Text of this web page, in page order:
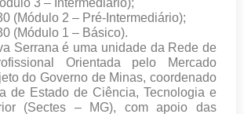
3 – Intermediário);
(Módulo 2 – Pré-Intermediário);
(Módulo 1 – Básico).
Serrana é uma unidade da Rede de
Orientada pelo Mercado
do Governo de Minas, coordenado
de Estado de Ciência, Tecnologia e
(Sectes – MG), com apoio das